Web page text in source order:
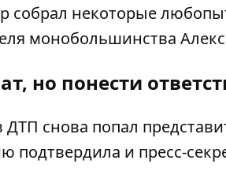
собрал некоторые
монобольшинства
но понести
ДТП снова попал
подтвердила и пресс-